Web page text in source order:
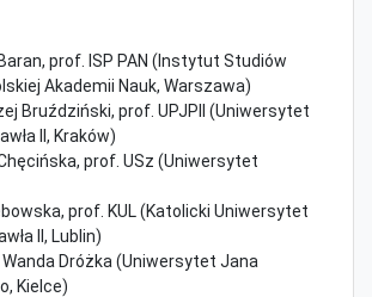
prof. ISP PAN (Instytut Studiów
Akademii Nauk, Warszawa)
Bruździński, prof. UPJPII (Uniwersytet
II, Kraków)
prof. USz (Uniwersytet
prof. KUL (Katolicki Uniwersytet
II, Lublin)
Dróżka (Uniwersytet Jana
Kielce)